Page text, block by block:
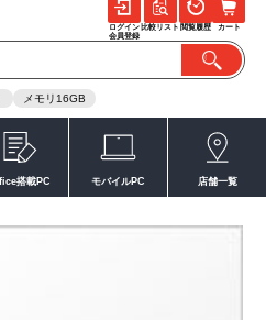
メモリ16GB
ログイン
会員登録
比較リスト 閲覧履歴 カート
搭載PC モバイルPC 店舗一覧